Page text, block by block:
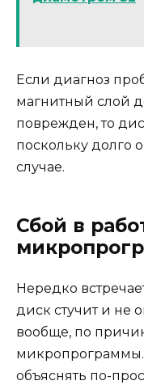
Если диагноз
магнитный слой
поврежден, то
поскольку долго
случае.
Сбой в
Нередко
диск стучит и не
вообще, по
объяснять по-